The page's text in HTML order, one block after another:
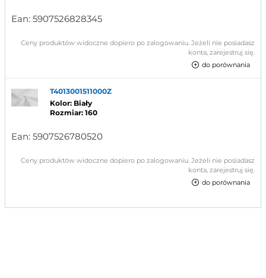
Ean: 5907526828345
Ceny produktów widoczne dopiero po zalogowaniu. Jeżeli nie posiadasz
konta, zarejestruj się.
do porównania
T4013001511000Z
Kolor: Biały
Rozmiar: 160
Ean: 5907526780520
Ceny produktów widoczne dopiero po zalogowaniu. Jeżeli nie posiadasz
konta, zarejestruj się.
do porównania